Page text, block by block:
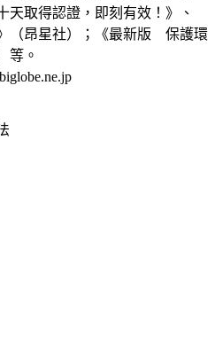
天取得認證，即刻有效！》、
（昂星社）；《最新版 保護環
等。